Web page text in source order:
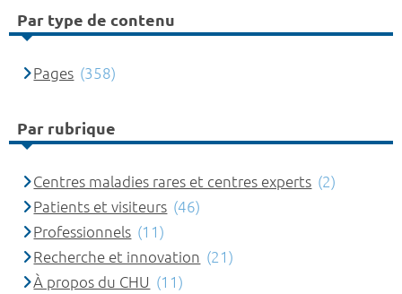
Par type de contenu
Pages (358)
Par rubrique
Centres maladies rares et centres experts (2)
Patients et visiteurs (46)
Professionnels (11)
Recherche et innovation (21)
À propos du CHU (11)